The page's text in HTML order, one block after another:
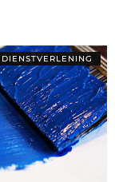
DIENSTVERLENING